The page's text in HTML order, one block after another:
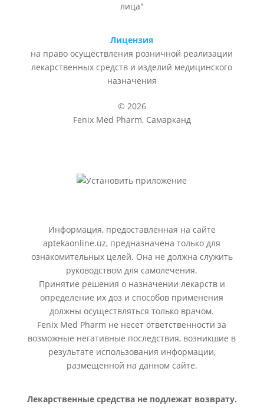
лица"
Лицензия
на право осуществления розничной реализации
лекарственных средств и изделий медицинского
назначения
© 2026
Fenix Med Pharm, Самарканд
Информация, предоставленная на сайте
aptekaonline.uz, предназначена только для
ознакомительных целей. Она не должна служить
руководством для самолечения.
Принятие решения о назначении лекарств и
определение их доз и способов применения
должны осуществляться только врачом.
Fenix Med Pharm не несет ответственности за
возможные негативные последствия, возникшие в
результате использования информации,
размещенной на данном сайте.
Лекарственные средства не подлежат возврату.